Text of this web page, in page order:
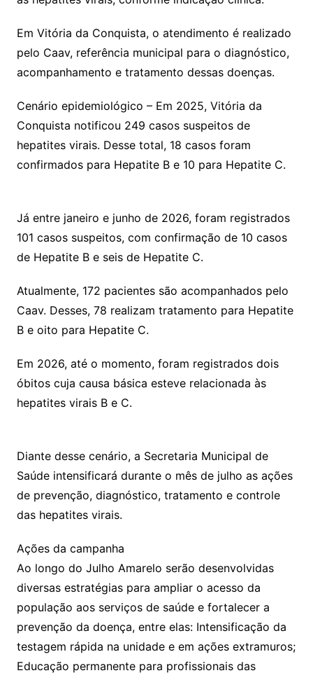
Em Vitória da Conquista, o atendimento é realizado
pelo Caav, referência municipal para o diagnóstico,
acompanhamento e tratamento dessas doenças.
Cenário epidemiológico – Em 2025, Vitória da
Conquista notificou 249 casos suspeitos de
hepatites virais. Desse total, 18 casos foram
confirmados para Hepatite B e 10 para Hepatite C.
Já entre janeiro e junho de 2026, foram registrados
101 casos suspeitos, com confirmação de 10 casos
de Hepatite B e seis de Hepatite C.
Atualmente, 172 pacientes são acompanhados pelo
Caav. Desses, 78 realizam tratamento para Hepatite
B e oito para Hepatite C.
Em 2026, até o momento, foram registrados dois
óbitos cuja causa básica esteve relacionada às
hepatites virais B e C.
Diante desse cenário, a Secretaria Municipal de
Saúde intensificará durante o mês de julho as ações
de prevenção, diagnóstico, tratamento e controle
das hepatites virais.
Ações da campanha
Ao longo do Julho Amarelo serão desenvolvidas
diversas estratégias para ampliar o acesso da
população aos serviços de saúde e fortalecer a
prevenção da doença, entre elas: Intensificação da
testagem rápida na unidade e em ações extramuros;
Educação permanente para profissionais das